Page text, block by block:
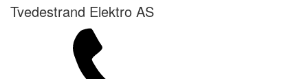
Tvedestrand Elektro AS